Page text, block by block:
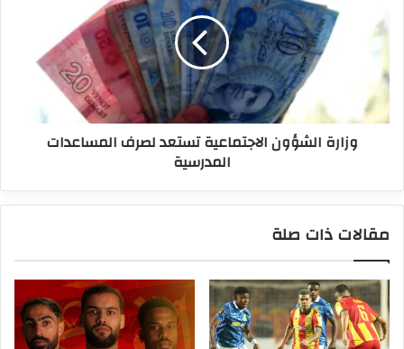
تستعد
لصرف
المدرسية
وزارة الشؤون الاجتماعية تستعد لصرف المساعدات
المدرسية
مقالات ذات صلة